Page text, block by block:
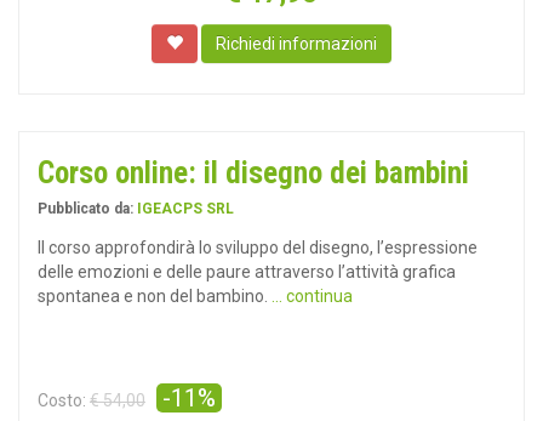
Richiedi informazioni
Corso online: il disegno dei bambini
Pubblicato da: IGEACPS SRL
Il corso approfondirà lo sviluppo del disegno, l’espressione
delle emozioni e delle paure attraverso l’attività grafica
spontanea e non del bambino.
... continua
Costo: € 54,00 -11%